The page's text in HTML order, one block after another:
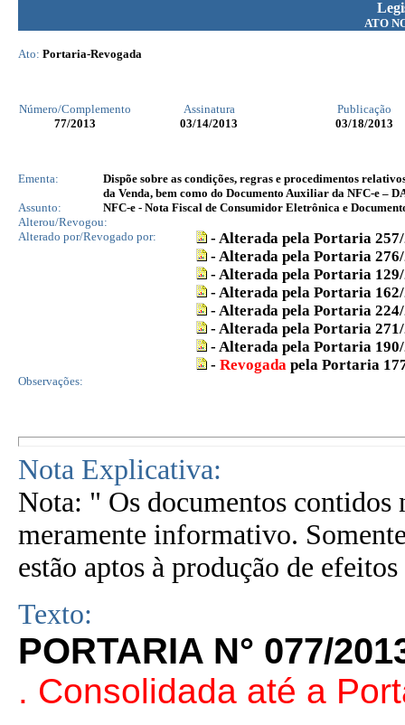
ATO
Ato: Portaria-Revogada
Número/Complemento Assinatura
Publicação
77/2013 03/14/2013 03/18/2013
Ementa:
Dispõe sobre as condições, regras e procedimentos
da Venda, bem como do Documento Auxiliar da NFC-e –
Assunto:
NFC-e - Nota Fiscal de Consumidor Eletrônica e
Alterou/Revogou:
Alterado por/Revogado por:
- Alterada pela Portaria
- Alterada pela Portaria
- Alterada pela Portaria
- Alterada pela Portaria
- Alterada pela Portaria
- Alterada pela Portaria
- Alterada pela Portaria
- Revogada pela Portaria
Observações:
Nota Explicativa:
Nota: " Os documentos contidos
meramente informativo.
estão aptos à produção de
Texto:
PORTARIA N° 077/
. Consolidada até a